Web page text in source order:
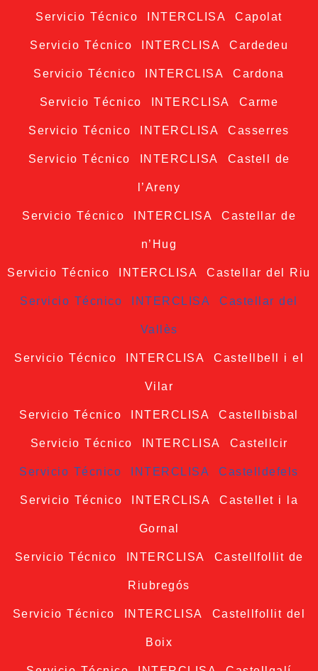
Servicio Técnico INTERCLISA Capolat
Servicio Técnico INTERCLISA Cardedeu
Servicio Técnico INTERCLISA Cardona
Servicio Técnico INTERCLISA Carme
Servicio Técnico INTERCLISA Casserres
Servicio Técnico INTERCLISA Castell de
l’Areny
Servicio Técnico INTERCLISA Castellar de
n’Hug
Servicio Técnico INTERCLISA Castellar del Riu
Servicio Técnico INTERCLISA Castellar del
Vallès
Servicio Técnico INTERCLISA Castellbell i el
Vilar
Servicio Técnico INTERCLISA Castellbisbal
Servicio Técnico INTERCLISA Castellcir
Servicio Técnico INTERCLISA Castelldefels
Servicio Técnico INTERCLISA Castellet i la
Gornal
Servicio Técnico INTERCLISA Castellfollit de
Riubregós
Servicio Técnico INTERCLISA Castellfollit del
Boix